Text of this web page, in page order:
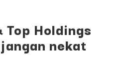
Holdings
nekat